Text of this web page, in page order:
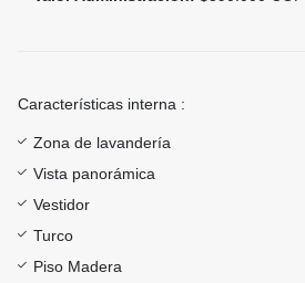
Características interna :
Zona de lavandería
Vista panorámica
Vestidor
Turco
Piso Madera